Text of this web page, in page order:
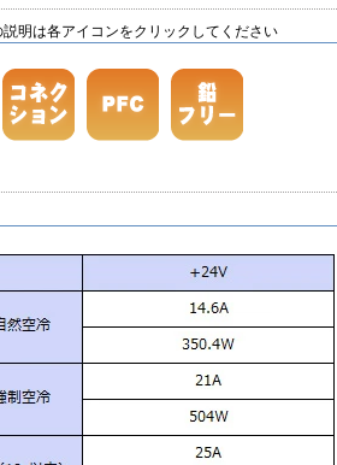
説明は各アイコンをクリックしてください